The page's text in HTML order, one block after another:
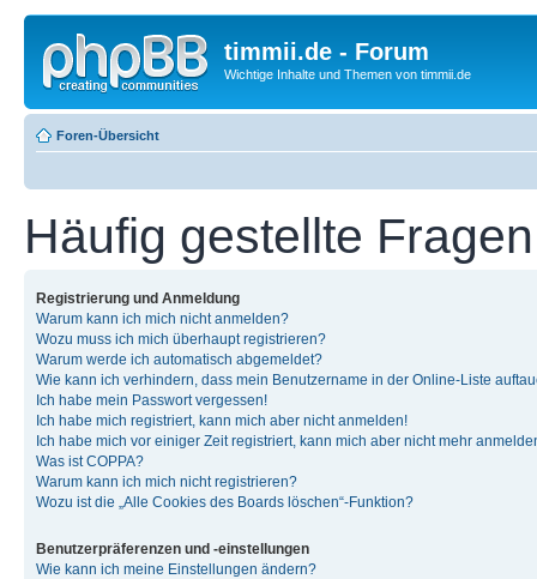
timmii.de - Forum
Wichtige Inhalte und Themen von timmii.de
Foren-Übersicht
Häufig gestellte Fragen
Registrierung und Anmeldung
Warum kann ich mich nicht anmelden?
Wozu muss ich mich überhaupt registrieren?
Warum werde ich automatisch abgemeldet?
Wie kann ich verhindern, dass mein Benutzername in der Online-Liste
Ich habe mein Passwort vergessen!
Ich habe mich registriert, kann mich aber nicht anmelden!
Ich habe mich vor einiger Zeit registriert, kann mich aber nicht mehr
Was ist COPPA?
Warum kann ich mich nicht registrieren?
Wozu ist die „Alle Cookies des Boards löschen“-Funktion?
Benutzerpräferenzen und -einstellungen
Wie kann ich meine Einstellungen ändern?